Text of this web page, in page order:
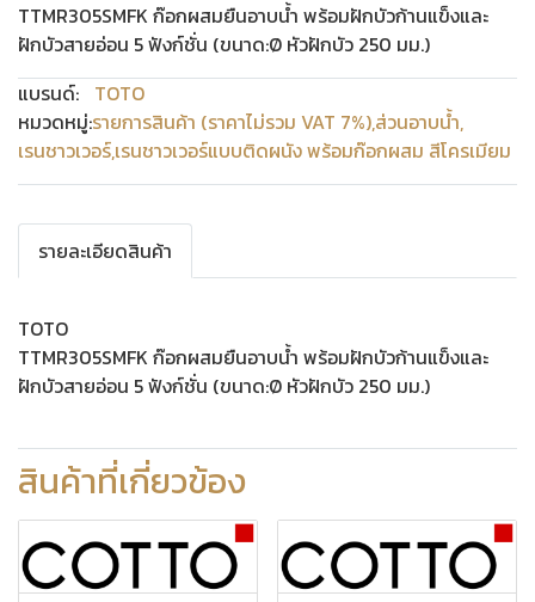
TTMR305SMFK ก๊อกผสมยืนอาบน้ำ พร้อมฝักบัวก้านแข็งและ
ฝักบัวสายอ่อน 5 ฟังก์ชั่น (ขนาด:Ø หัวฝักบัว 250 มม.)
แบรนด์: TOTO
หมวดหมู่:รายการสินค้า (ราคาไม่รวม VAT 7%),ส่วนอาบน้ำ,
เรนชาวเวอร์,เรนชาวเวอร์แบบติดผนัง พร้อมก๊อกผสม สีโครเมียม
รายละเอียดสินค้า
TOTO
TTMR305SMFK ก๊อกผสมยืนอาบน้ำ พร้อมฝักบัวก้านแข็งและ
ฝักบัวสายอ่อน 5 ฟังก์ชั่น (ขนาด:Ø หัวฝักบัว 250 มม.)
สินค้าที่เกี่ยวข้อง